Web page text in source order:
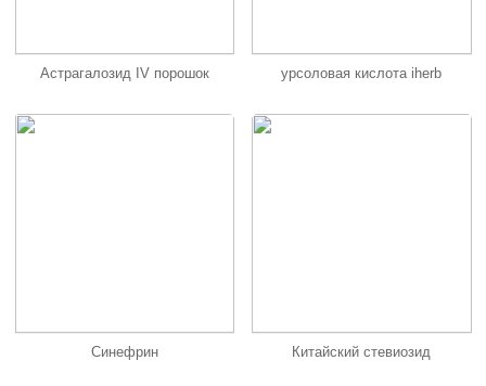
Астрагалозид IV порошок урсоловая кислота iherb
Синефрин Китайский стевиозид